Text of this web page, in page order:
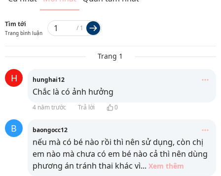
Tìm tới
Trang bình luận
/ 1
Trang 1
H hunghai12
Chắc là có ảnh hưởng
4 năm trước Trả lời 0
B baongocc12
nếu mà có bé nào rồi thì nên sử dụng, còn chị
em nào mà chưa có em bé nào cả thì nên dùng
phương án tránh thai khác vì... Xem thêm